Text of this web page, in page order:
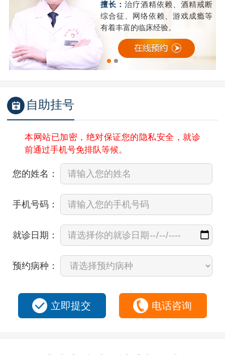
擅长：治疗酒精依赖、酒精戒断
综合征、网络依赖、游戏成瘾等
有着丰富的临床经验。
自助挂号
本网站已加密，绝对保证您的隐私安全，就诊
前通过手机号免排队等候。
您的姓名：
手机号码：
就诊日期：
预约病种：
立即提交 电话咨询